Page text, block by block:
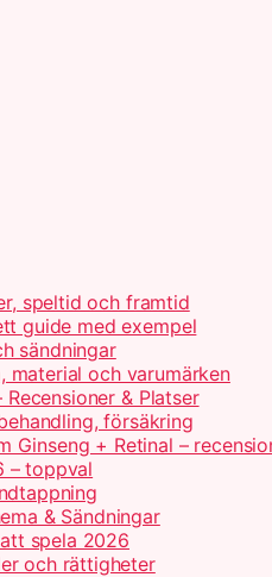
speltid och framtid
guide med exempel
sändningar
material och varumärken
& Platser
försäkring
Ginseng + Retinal –
– toppval
& Sändningar
spela 2026
och rättigheter